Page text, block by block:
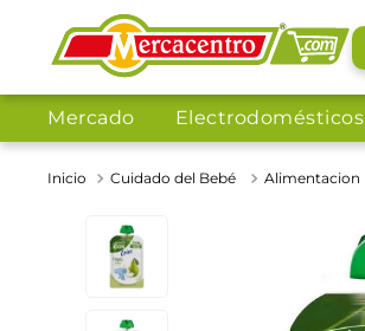
Mercado Electrodomésticos
Cuidado del Bebé Alimentacion